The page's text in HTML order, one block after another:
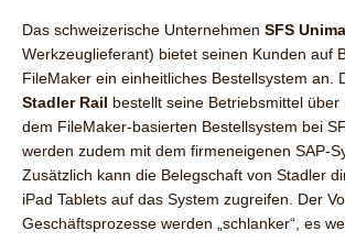
Das schweizerische Unternehmen SFS
Werkzeuglieferant) bietet seinen Kunden auf
FileMaker ein einheitliches Bestellsystem an.
Stadler Rail bestellt seine Betriebsmittel über
dem FileMaker-basierten Bestellsystem bei
werden zudem mit dem firmeneigenen SAP-
Zusätzlich kann die Belegschaft von Stadler
iPad Tablets auf das System zugreifen. Der
Geschäftsprozesse werden „schlanker“, es